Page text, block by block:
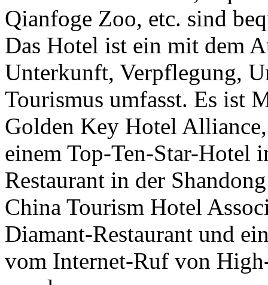
Qianfoge Zoo, etc. sind
Das Hotel ist ein mit dem
Unterkunft, Verpflegung,
Tourismus umfasst. Es ist
Golden Key Hotel
einem Top-Ten-Star-Hotel
Restaurant in der
China Tourism Hotel
Diamant-Restaurant und
vom Internet-Ruf von